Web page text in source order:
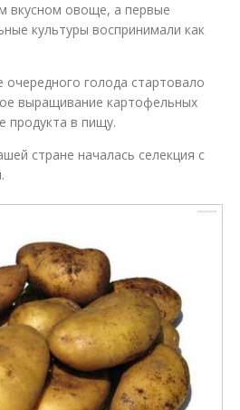
вкусном овоще, а первые
культуры воспринимали как
очередного голода стартовало
выращивание картофельных
продукта в пищу.
стране началась селекция с